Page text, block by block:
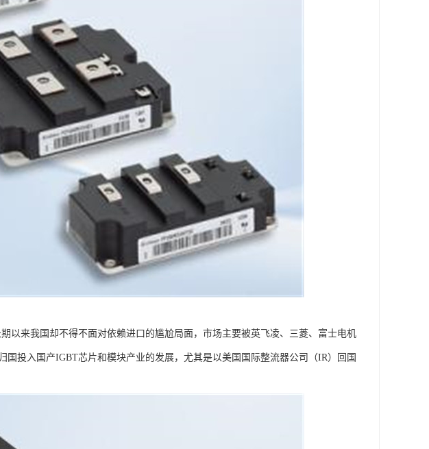
以来我国却不得不面对依赖进口的尴尬局面，市场主要被英飞凌、三菱、富士电机
国投入国产IGBT芯片和模块产业的发展，尤其是以美国国际整流器公司（IR）回国